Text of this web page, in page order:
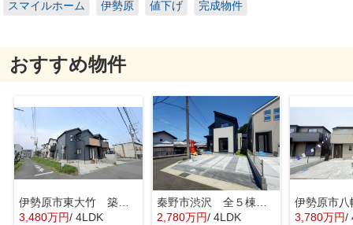
スマイルホーム
伊勢原 値下げ 完成物件
おすすめ物件
伊勢原市東大竹 築浅中古住宅
3,480万円/ 4LDK
秦野市渋沢 全５棟 新築住宅
2,780万円/ 4LDK 3,780万円/